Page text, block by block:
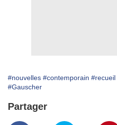
#nouvelles #contemporain #recueil
#Gauscher
Partager